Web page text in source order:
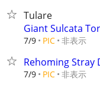
Tulare
Giant Sulcata
7/9 PIC 非表示
Rehoming Stray
7/9 PIC 非表示